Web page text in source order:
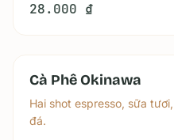
28.000 ₫
Cà Phê Okinawa
Hai shot espresso, sữa
đá.